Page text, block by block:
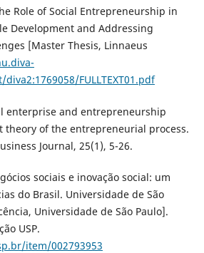
Role of Social Entrepreneurship in
Development and Addressing
[Master Thesis, Linnaeus
FULLTEXT01.pdf
enterprise and entrepreneurship
theory of the entrepreneurial process.
Journal, 25(1), 5-26.
sociais e inovação social: um
do Brasil. Universidade de São
Universidade de São Paulo].
USP.
item/002793953